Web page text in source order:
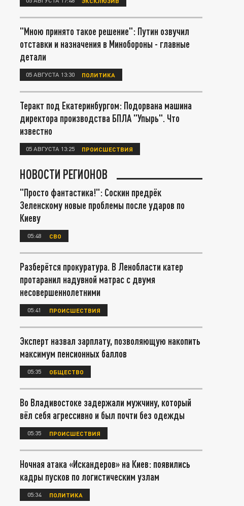
"Мною принято такое решение": Путин озвучил
отставки и назначения в Минобороны - главные
детали
05 АВГУСТА 13:30 ПОЛИТИКА
Теракт под Екатеринбургом: Подорвана машина
директора производства БПЛА "Упырь". Что
известно
05 АВГУСТА 13:25 ПРОИСШЕСТВИЯ
НОВОСТИ РЕГИОНОВ
"Просто фантастика!": Соскин предрёк
Зеленскому новые проблемы после ударов по
Киеву
05:48 СВО
Разберётся прокуратура. В Ленобласти катер
протаранил надувной матрас с двумя
несовершеннолетними
05:41 ПРОИСШЕСТВИЯ
Эксперт назвал зарплату, позволяющую накопить
максимум пенсионных баллов
05:35 ОБЩЕСТВО
Во Владивостоке задержали мужчину, который
вёл себя агрессивно и был почти без одежды
05:35 ПРОИСШЕСТВИЯ
Ночная атака «Искандеров» на Киев: появились
кадры пусков по логистическим узлам
05:34 ПОЛИТИКА